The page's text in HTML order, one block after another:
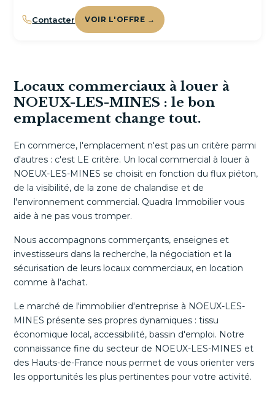
Contacter VOIR L'OFFRE →
Locaux commerciaux à louer à
NOEUX-LES-MINES : le bon
emplacement change tout.
En commerce, l'emplacement n'est pas un critère parmi
d'autres : c'est LE critère. Un local commercial à louer à
NOEUX-LES-MINES se choisit en fonction du flux piéton,
de la visibilité, de la zone de chalandise et de
l'environnement commercial. Quadra Immobilier vous
aide à ne pas vous tromper.
Nous accompagnons commerçants, enseignes et
investisseurs dans la recherche, la négociation et la
sécurisation de leurs locaux commerciaux, en location
comme à l'achat.
Le marché de l'immobilier d'entreprise à NOEUX-LES-
MINES présente ses propres dynamiques : tissu
économique local, accessibilité, bassin d'emploi. Notre
connaissance fine du secteur de NOEUX-LES-MINES et
des Hauts-de-France nous permet de vous orienter vers
les opportunités les plus pertinentes pour votre activité.